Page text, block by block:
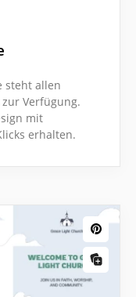
steht allen
Verfügung.
mit
erhalten.